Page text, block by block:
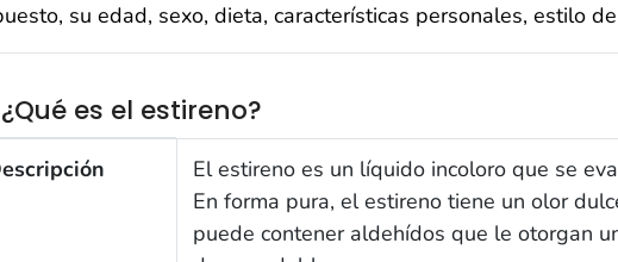
su edad, sexo, dieta, características personales, estilo
¿Qué es el estireno?
es el estireno?
El estireno es un líquido incoloro que se
En forma pura, el estireno tiene un olor
puede contener aldehídos que le otorgan